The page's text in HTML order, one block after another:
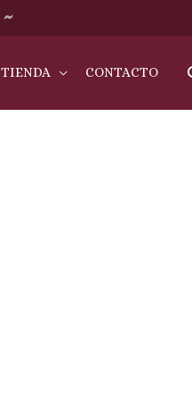
~
TIENDA CONTACTO